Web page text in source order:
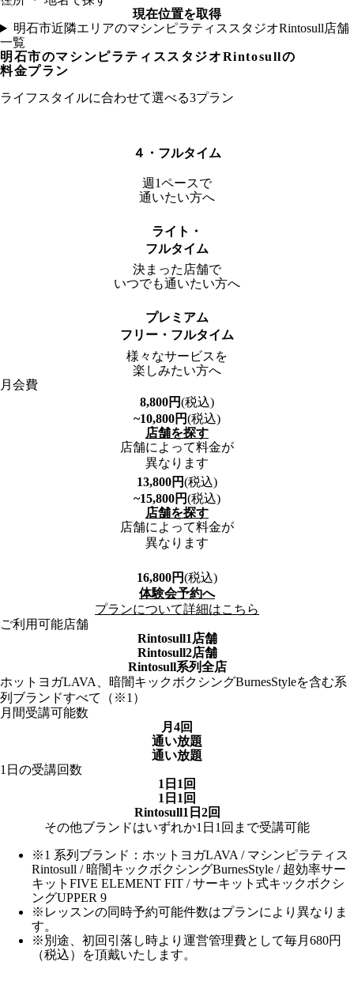
現在位置を取得
明石市近隣エリアのマシンピラティススタジオRintosull店舗
一覧
明石市のマシンピラティススタジオRintosullの
料金プラン
ライフスタイルに合わせて選べる3プラン
４・フルタイム
週1ペースで
通いたい方へ
ライト・
フルタイム
決まった店舗で
いつでも通いたい方へ
プレミアム
フリー・フルタイム
様々なサービスを
楽しみたい方へ
月会費
8,800円(税込)
~10,800円(税込)
店舗を探す
店舗によって料金が
異なります
13,800円(税込)
~15,800円(税込)
店舗を探す
店舗によって料金が
異なります
16,800円(税込)
体験会予約へ
プランについて詳細はこちら
ご利用可能店舗
Rintosull1店舗
Rintosull2店舗
Rintosull系列全店
ホットヨガLAVA、暗闇キックボクシングBurnesStyleを含む系
列ブランドすべて（※1）
月間受講可能数
月4回
通い放題
通い放題
1日の受講回数
1日1回
1日1回
Rintosull1日2回
その他ブランドはいずれか1日1回まで受講可能
※1 系列ブランド：ホットヨガLAVA / マシンピラティス
Rintosull / 暗闇キックボクシングBurnesStyle / 超効率サー
キットFIVE ELEMENT FIT / サーキット式キックボクシ
ングUPPER 9
※レッスンの同時予約可能件数はプランにより異なりま
す。
※別途、初回引落し時より運営管理費として毎月680円
（税込）を頂戴いたします。